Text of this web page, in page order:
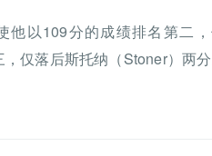
他以109分的成绩排名第二
仅落后斯托纳（Stoner）两分